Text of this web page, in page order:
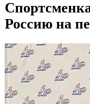
Россию на